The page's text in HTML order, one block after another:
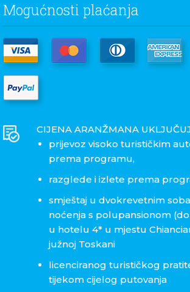
Mogućnosti plaćanja
CIJENA ARANŽMANA
prijevoz visoko turističkim
prema programu,
razglede i izlete prema
smještaj u dvokrevetnim
noćenja s polupansionom
u hotelu 4* u mjestu
južnoj Toskani
licenciranog turističkog
tijekom cijelog putovanja